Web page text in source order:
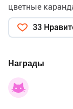
цветные
33
Награды